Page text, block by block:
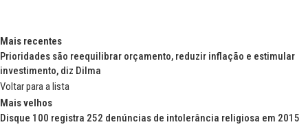
Mais recentes
Prioridades são reequilibrar orçamento, reduzir inflação e estimular
investimento, diz Dilma
Voltar para a lista
Mais velhos
Disque 100 registra 252 denúncias de intolerância religiosa em 2015